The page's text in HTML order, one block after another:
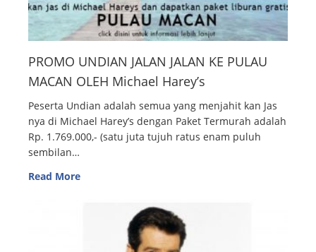
PROMO UNDIAN JALAN JALAN KE PULAU
MACAN OLEH Michael Harey’s
Peserta Undian adalah semua yang menjahit kan Jas
nya di Michael Harey’s dengan Paket Termurah adalah
Rp. 1.769.000,- (satu juta tujuh ratus enam puluh
sembilan…
Read More